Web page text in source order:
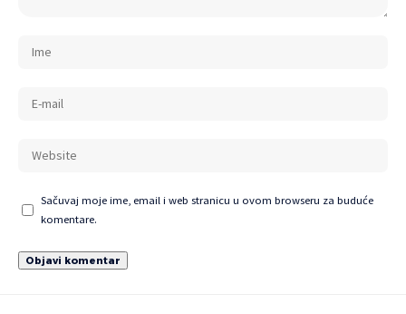
Sačuvaj moje ime, email i web stranicu u ovom browseru za buduće
komentare.